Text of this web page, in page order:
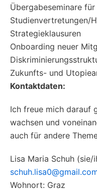
Übergabeseminare für
Studienvertretungen/
Strategieklausuren
Onboarding neuer
Zukunfts- und
Kontaktdaten:
Ich freue mich darauf
wachsen und
auch für andere
Lisa Maria Schuh (sie/
Wohnort: Graz